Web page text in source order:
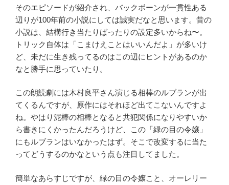
そのエピソードが紹介され、バックボーンが一貫性ある
辺りが100年前の小説にしては誠実だなと思います。昔の
小説は、結構行き当たりばったりの設定多いからね〜。
トリック自体は「こまけえことはいいんだよ」が多いけ
ど、未だに生き残ってるのはこの辺にヒントがあるのか
なと勝手に思っていたり。
この朗読劇には木村良平さん演じる相棒のルブランが出
てくるんですが、原作にはそれほど出てこないんですよ
ね。やはり泥棒の相棒となると共犯関係になりやすいか
ら書きにくかったんだろうけど、この「緑の目の令嬢」
にもルブランはいなかったはず。そこで改変するに当た
ってどうするのかなという点も注目してました。
簡単なあらすじですが、緑の目の令嬢こと、オーレリー